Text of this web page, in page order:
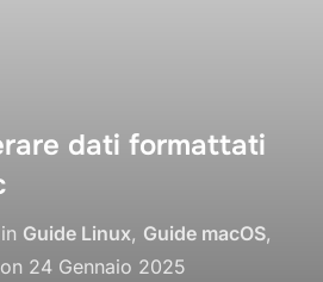
dati formattati
in Guide Linux, Guide macOS,
on Pubblicato
24 Gennaio 2025